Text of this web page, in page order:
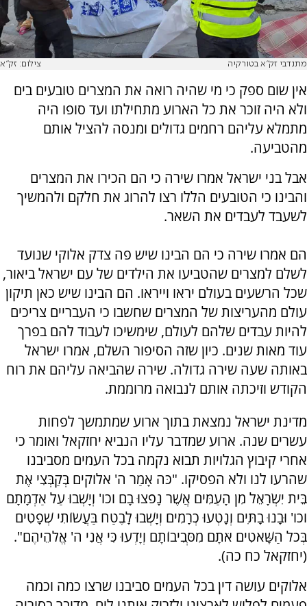
מתנדבי זק"א בטורקיה צילום: זק"א
אין שום ספק כי מי שהיה רואה את המצרים טובעים בים
ולא היה זוכר את כל הארוע מתחילתו ועד סופו היה
מתמלא עליהם רחמים גדולים ומנסה להציל אותם
מהטביעה.
אבל בני ישראל אמרו שירה כי הם הכירו את המצרים
והבינו כי הטובעים הללו רצו להרוג את חלקם ולהמשיך
לשעבד לעבדים את השאר.
הם אמרו שירה כי הם הבינו שיש פה צדק אלוקי שנועד
לשלם למצרים שהטביעו את הילדים של עם ישראל ביאור,
שכל הרשעים בעולם יראו וייראו. הם הבינו שיש כאן תיקון
עולם מהעריצות של המצרים שחשבו כי העבריים צריכים
להיות עבדים שלהם לעולם, שימשיכו לעבוד להם בפרך
עוד מאות שנים. כיון שזה הסיפור השלם, אמרו ישראל
באותה שעה שירה גדולה. שירה שהביאה עליהם את רוח
הקודש וזיכתה אותם לנבואה מרוממת.
מדינת ישראל נמצאת בתוך ארוע שמתמשך לפחות
עשרים שנה. ארוע שמדבר עליו הנביא יחזקאל ואומר כי
אחרי קיבוץ הגלויות תבוא נקמה בכל העמים מסביבנו
שהרעו לנו ולא הפסיקו. "כֹּה אָמַר ה' אלוקים בְּקַבְּצִי אֶת
בֵּית יִשְׂרָאֵל מִן הָעַמִּים אֲשֶׁר נָפֹצוּ בָם וכו' וְיָשְׁבוּ עַל אַדְמָתָם
וכו' וּבָנוּ בָתִּים וְנָטְעוּ כְרָמִים וְיָשְׁבוּ לָבֶטַח בַּעֲשׂוֹתִי שְׁפָטִים
בְּכֹל הַשָּׁאטִים אֹתָם מִסְּבִיבוֹתָם וְיָדְעוּ כִּי אֲנִי ה' אֱלֹהֵיהֶם".
(יחזקאל כח כה).
אלוקים עושה דין בכל העמים סביבנו שרצו כמה וכמה